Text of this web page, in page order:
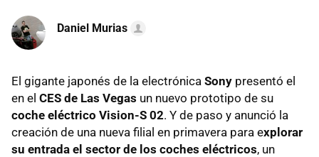
Daniel Murias
El gigante japonés de la electrónica Sony presentó el
en el CES de Las Vegas un nuevo prototipo de su
coche eléctrico Vision-S 02. Y de paso y anunció la
creación de una nueva filial en primavera para explorar
su entrada el sector de los coches eléctricos, un